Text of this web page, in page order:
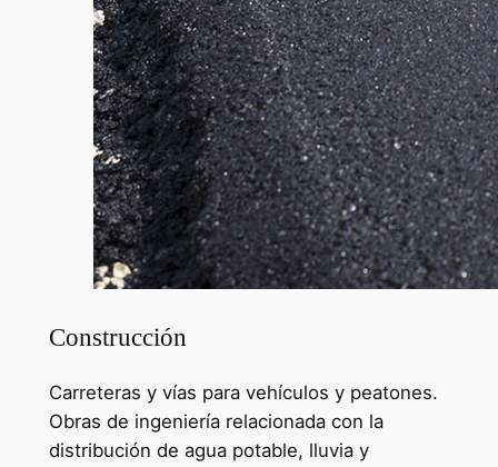
Construcción
Carreteras y vías para vehículos y peatones.
Obras de ingeniería relacionada con la
distribución de agua potable, lluvia y